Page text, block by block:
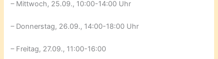
– Mittwoch, 25.09., 10:00-14:00 Uhr
– Donnerstag, 26.09., 14:00-18:00 Uhr
– Freitag, 27.09., 11:00-16:00